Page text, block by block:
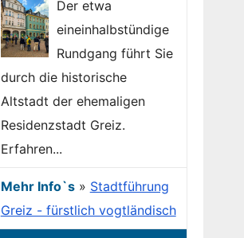
Der etwa
eineinhalbstündige
Rundgang führt Sie
durch die historische
Altstadt der ehemaligen
Residenzstadt Greiz.
Erfahren...
Mehr Info`s» Stadtführung
Greiz - fürstlich vogtländisch